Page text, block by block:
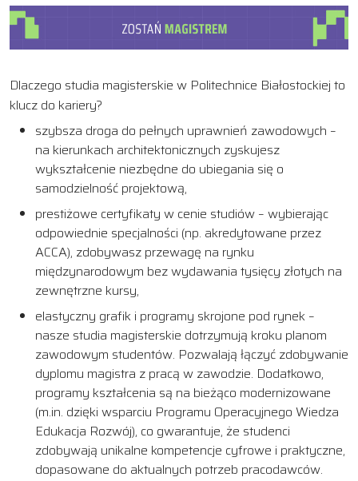
Dlaczego studia magisterskie w Politechnice Białostockiej to
klucz do kariery?
szybsza droga do pełnych uprawnień zawodowych –
na kierunkach architektonicznych zyskujesz
wykształcenie niezbędne do ubiegania się o
samodzielność projektową,
prestiżowe certyfikaty w cenie studiów – wybierając
odpowiednie specjalności (np. akredytowane przez
ACCA), zdobywasz przewagę na rynku
międzynarodowym bez wydawania tysięcy złotych na
zewnętrzne kursy,
elastyczny grafik i programy skrojone pod rynek –
nasze studia magisterskie dotrzymują kroku planom
zawodowym studentów. Pozwalają łączyć zdobywanie
dyplomu magistra z pracą w zawodzie. Dodatkowo,
programy kształcenia są na bieżąco modernizowane
(m.in. dzięki wsparciu Programu Operacyjnego Wiedza
Edukacja Rozwój), co gwarantuje, że studenci
zdobywają unikalne kompetencje cyfrowe i praktyczne,
dopasowane do aktualnych potrzeb pracodawców.